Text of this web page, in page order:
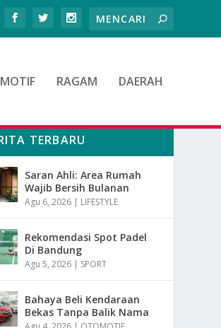
RAGAM DAERAH
TERBARU
Saran Ahli: Area Rumah
Wajib Bersih Bulanan
Agu 6, 2026 | LIFESTYLE
Rekomendasi Spot Padel
Di Bandung
Agu 5, 2026 | SPORT
Bahaya Beli Kendaraan
Bekas Tanpa Balik Nama